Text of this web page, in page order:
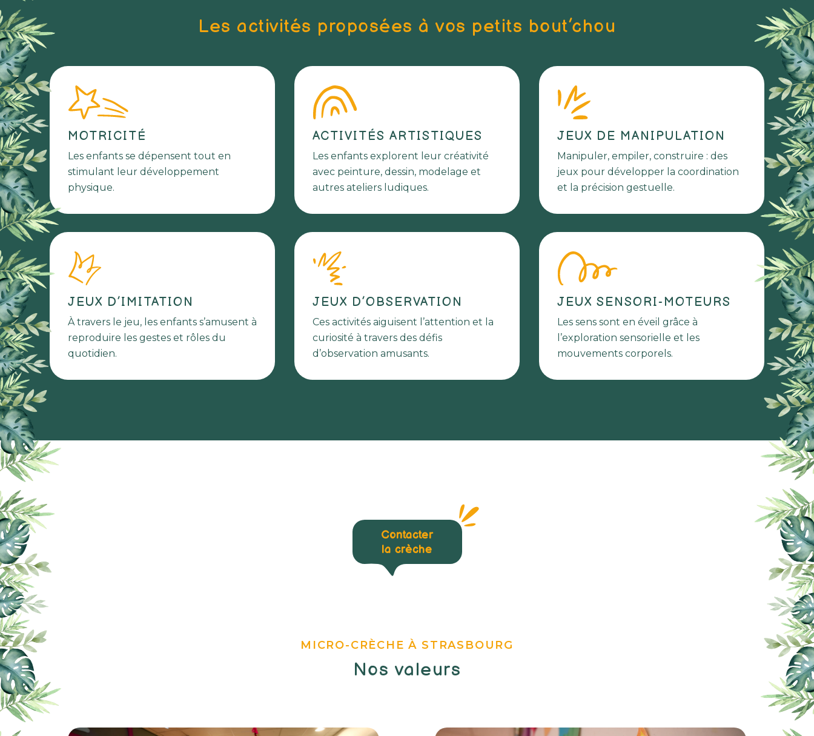
Les activités proposées à vos petits bout’chou
MOTRICITÉ
Les enfants se dépensent tout en
stimulant leur développement
physique.
ACTIVITÉS ARTISTIQUES
Les enfants explorent leur créativité
avec peinture, dessin, modelage et
autres ateliers ludiques.
JEUX DE MANIPULATION
Manipuler, empiler, construire : des
jeux pour développer la coordination
et la précision gestuelle.
JEUX D’IMITATION
À travers le jeu, les enfants s’amusent à
reproduire les gestes et rôles du
quotidien.
JEUX D’OBSERVATION
Ces activités aiguisent l’attention et la
curiosité à travers des défis
d’observation amusants.
JEUX SENSORI-MOTEURS
Les sens sont en éveil grâce à
l’exploration sensorielle et les
mouvements corporels.
Contacter
la crèche
MICRO-CRÈCHE À STRASBOURG
Nos valeurs